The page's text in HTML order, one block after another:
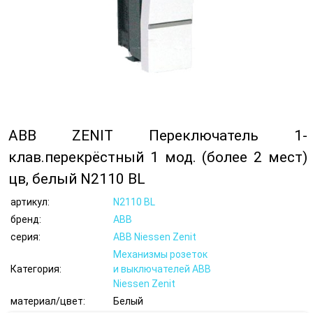
ABB ZENIT Переключатель 1-
клав.перекрёстный 1 мод. (более 2 мест)
цв, белый N2110 BL
артикул:
N2110 BL
бренд:
ABB
серия:
ABB Niessen Zenit
Категория:
Механизмы розеток
и выключателей ABB
Niessen Zenit
материал/цвет:
Белый